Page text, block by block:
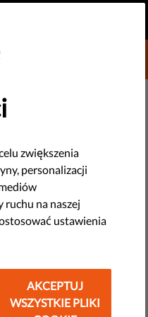
dla
azyl
Sprawiedliwości Unii
Państw
ubiegającym się o
zwrócił szczególną
lub nie udziela pomocy
pomocy finansowej.
zwiększenia
personalizacji
ruchu na naszej
ustawienia
AKCEPTUJ
WSZYSTKIE PLIKI